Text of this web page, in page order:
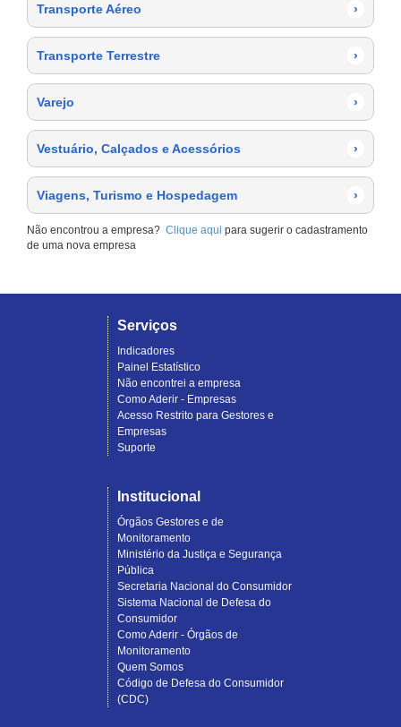
Transporte Aéreo ›
Transporte Terrestre ›
Varejo ›
Vestuário, Calçados e Acessórios ›
Viagens, Turismo e Hospedagem ›
Não encontrou a empresa? Clique aqui para sugerir o cadastramento
de uma nova empresa
Serviços
Indicadores
Painel Estatístico
Não encontrei a empresa
Como Aderir - Empresas
Acesso Restrito para Gestores e
Empresas
Suporte
Institucional
Órgãos Gestores e de
Monitoramento
Ministério da Justiça e Segurança
Pública
Secretaria Nacional do Consumidor
Sistema Nacional de Defesa do
Consumidor
Como Aderir - Órgãos de
Monitoramento
Quem Somos
Código de Defesa do Consumidor
(CDC)